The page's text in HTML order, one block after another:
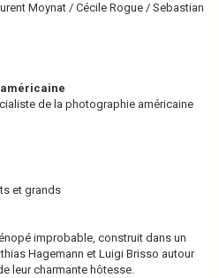
Moynat / Cécile Rogue / Sebastian
de la pho­­to­­gra­­phie amé­­ri­­caine
et grands
impro­ba­ble, cons­truit dans un
Hagemann et Luigi Brisso autour
leur char­mante hôtesse.